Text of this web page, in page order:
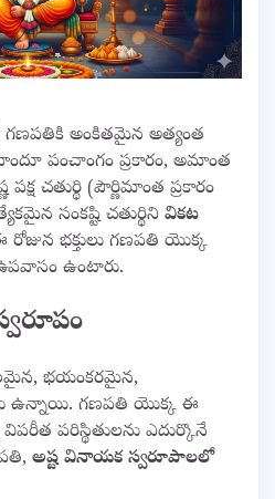
గణపతికి అంకితమైన అత్యంత
పంచాంగం ప్రకారం, అమాంత
చతుర్థి (పౌర్ణిమాంత ప్రకారం
సంకష్టి చతుర్థిని వికట
రోజున భక్తులు గణపతి యొక్క
ఉంటారు.
భయంకరమైన,
ఉన్నాయి. గణపతి యొక్క ఈ
పరిస్థితులను ఎదుర్కొనే
అష్ట వినాయక స్వరూపాలలో